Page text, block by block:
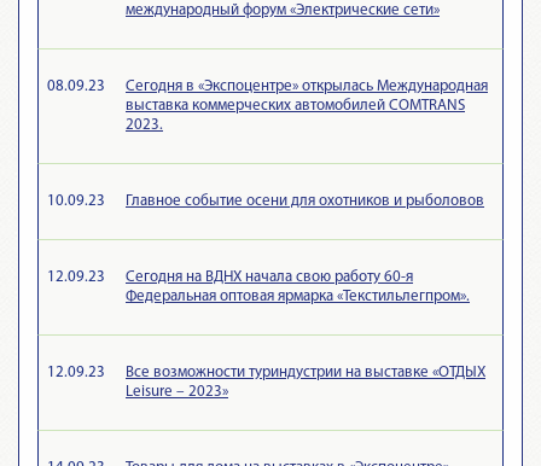
международный форум «Электрические сети»
08.09.23
Сегодня в «Экспоцентре» открылась Международная
выставка коммерческих автомобилей COMTRANS
2023.
10.09.23 Главное событие осени для охотников и рыболовов
12.09.23
Сегодня на ВДНХ начала свою работу 60-я
Федеральная оптовая ярмарка «Текстильлегпром».
12.09.23
Все возможности туриндустрии на выставке «ОТДЫХ
Leisure – 2023»